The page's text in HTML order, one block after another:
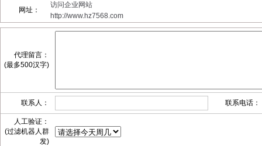
网址：
访问企业网站
http://www.hz7568.com
代理留言：
(最多500汉字)
联系人： 联系电话：
人工验证：
(过滤机器人群
发)